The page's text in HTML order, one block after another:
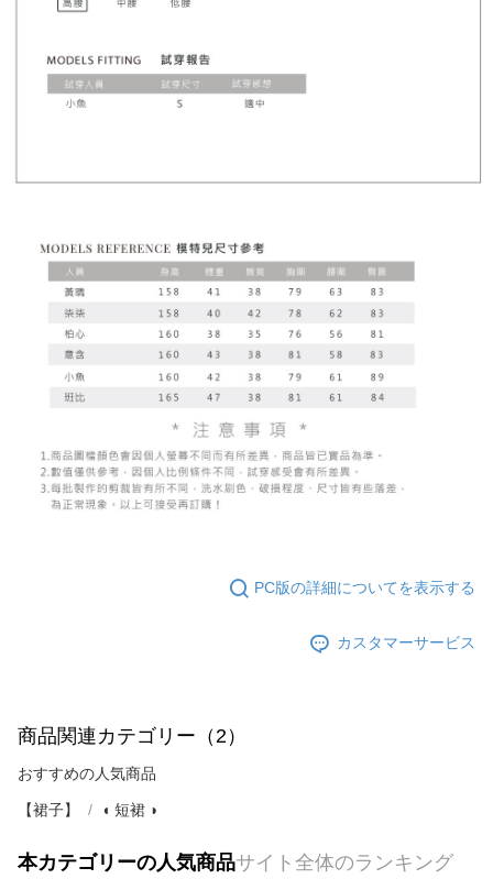
PC版の詳細についてを表示する
カスタマーサービス
商品関連カテゴリー（2）
おすすめの人気商品
【裙子】 ◖ 短裙 ◗
本カテゴリーの人気商品サイト全体のランキング